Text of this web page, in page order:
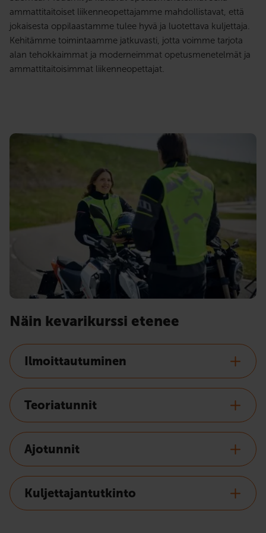
ammattitaitoiset liikenneopettajamme mahdollistavat, että
jokaisesta oppilaastamme tulee hyvä ja luotettava kuljettaja.
Kehitämme toimintaamme jatkuvasti, jotta voimme tarjota
alan tehokkaimmat ja moderneimmat opetusmenetelmät ja
ammattitaitoisimmat liikenneopettajat.
Näin kevarikurssi etenee
Ilmoittautuminen
Teoriatunnit
Ajotunnit
Kuljettajantutkinto